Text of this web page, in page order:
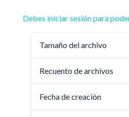
Debes iniciar sesión para
Tamaño del archivo
Recuento de archivos
Fecha de creación